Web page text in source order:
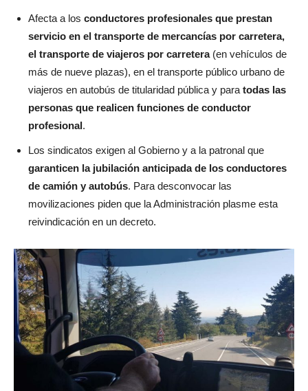
Afecta a los conductores profesionales que prestan
servicio en el transporte de mercancías por carretera,
el transporte de viajeros por carretera(en vehículos de
más de nueve plazas), en el transporte público urbano de
viajeros en autobús de titularidad pública y para todas las
personas que realicen funciones de conductor
profesional.
Los sindicatos exigen al Gobierno y a la patronal que
garanticen la jubilación anticipada de los conductores
de camión y autobús. Para desconvocar las
movilizaciones piden que la Administración plasme esta
reivindicación en un decreto.